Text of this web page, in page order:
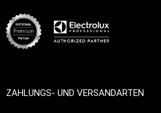
ZAHLUNGS- UND VERSANDARTEN